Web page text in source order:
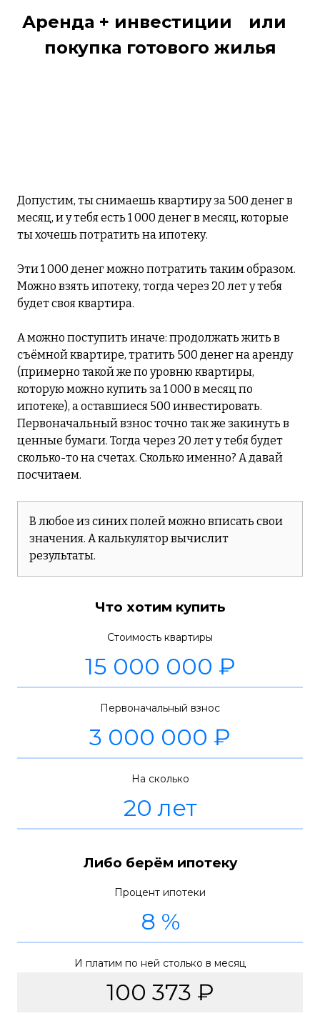
Аренда + инвестиции
или
покупка готового жилья
Допустим, ты снимаешь квартиру за 500 денег в
месяц, и у тебя есть 1 000 денег в месяц, которые
ты хочешь потратить на ипотеку.
Эти 1 000 денег можно потратить таким образом.
Можно взять ипотеку, тогда через 20 лет у тебя
будет своя квартира.
А можно поступить иначе: продолжать жить в
съёмной квартире, тратить 500 денег на аренду
(примерно такой же по уровню квартиры,
которую можно купить за 1 000 в месяц по
ипотеке), а оставшиеся 500 инвестировать.
Первоначальный взнос точно так же закинуть в
ценные бумаги. Тогда через 20 лет у тебя будет
сколько-то на счетах. Сколько именно? А давай
посчитаем.
В любое из синих полей можно вписать свои
значения. А калькулятор вычислит
результаты.
Что хотим купить
Стоимость квартиры
Первоначальный взнос
На сколько
Либо берём ипотеку
Процент ипотеки
И платим по ней столько в месяц